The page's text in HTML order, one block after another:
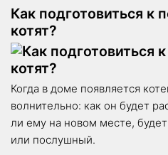
Как подготовиться к
котят?
Когда в доме появляется
волнительно: как он будет
ли ему на новом месте,
или послушный.